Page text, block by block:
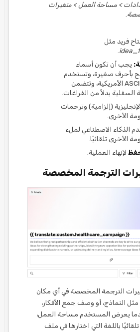
> مساحة العمل > متغيرات
.
فريد مثل
.
يجب أن تكون أسماء
بأحرف صغيرة، وتستخدم
أحرف ASCII الأمريكية، وتتضمن
السفلية بدلاً من الفراغات.
(إلزامية) وترجمات
الأخرى.
الذكاء الاصطناعي لملء
الأخرى تلقائيًا.
لإنهاء العملية.
الترجمة المخصصة
الترجمة المخصصة في أي مكان
النماذج، أو وصف جمع الأفكار،
يعرض المستخدم مساحة العمل،
باللغة التي اختارها في ملف